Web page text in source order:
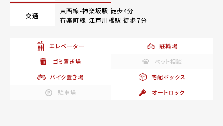
交通
東西線-神楽坂駅 徒歩4分
有楽町線-江戸川橋駅 徒歩7分
エレベーター
駐輪場
ゴミ置き場
ペット相談
バイク置き場
宅配ボックス
駐車場
オートロック